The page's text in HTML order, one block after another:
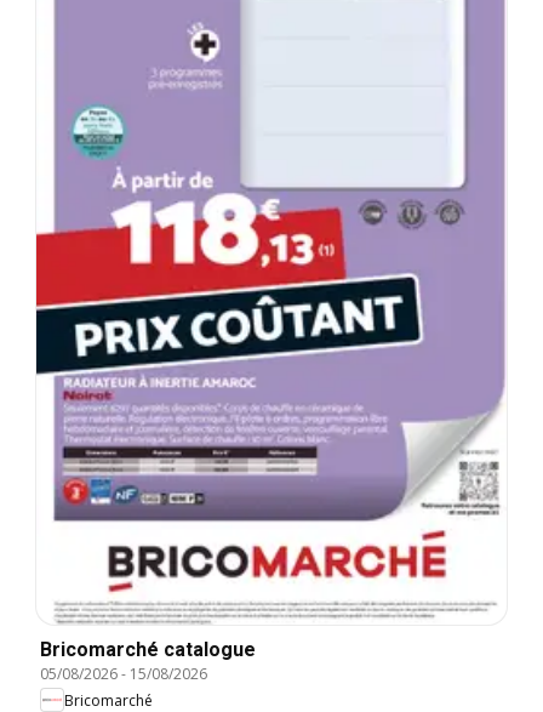
Bricomarché catalogue
05/08/2026- 15/08/2026
Bricomarché